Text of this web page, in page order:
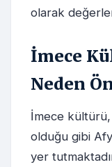
olarak
İmece
Neden
İmece
olduğu gibi
yer